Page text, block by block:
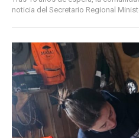
noticia del Secretario Regional